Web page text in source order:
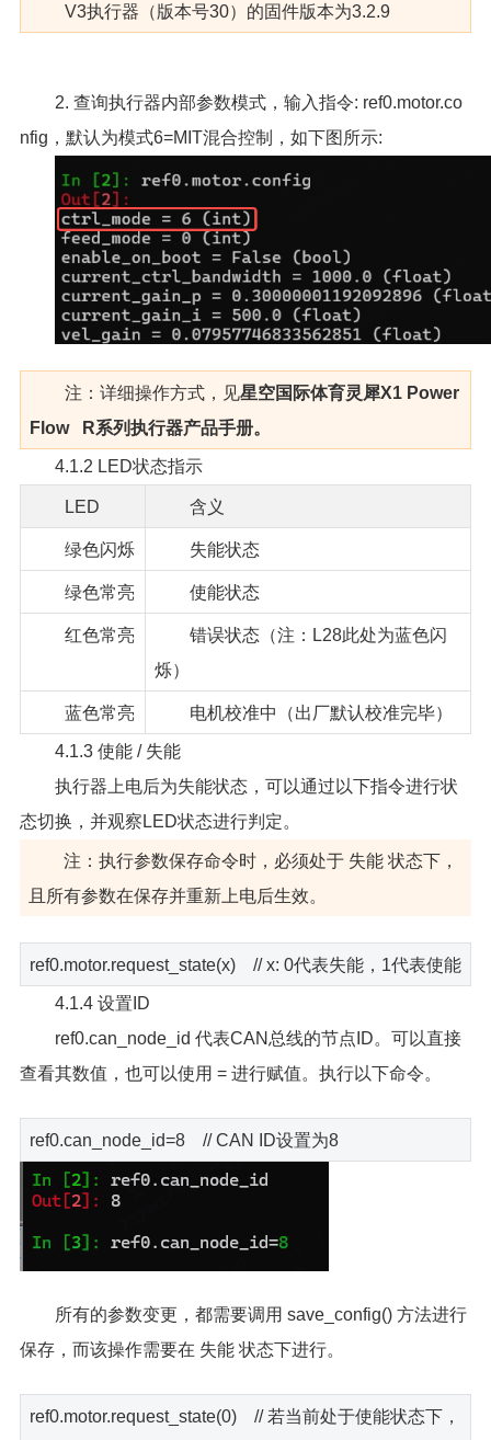
V3执行器（版本号30）的固件版本为3.2.9
2. 查询执行器内部参数模式，输入指令: ref0.motor.co
nfig，默认为模式6=MIT混合控制，如下图所示:
注：详细操作方式，见星空国际体育灵犀X1 Power
Flow R系列执行器产品手册。
4.1.2 LED状态指示
LED 含义
绿色闪烁 失能状态
绿色常亮 使能状态
红色常亮
错误状态（注：L28此处为蓝色闪
烁）
蓝色常亮 电机校准中（出厂默认校准完毕）
4.1.3 使能 / 失能
执行器上电后为失能状态，可以通过以下指令进行状
态切换，并观察LED状态进行判定。
注：执行参数保存命令时，必须处于 失能 状态下，
且所有参数在保存并重新上电后生效。
ref0.motor.request_state(x) // x: 0代表失能，1代表使能
4.1.4 设置ID
ref0.can_node_id 代表CAN总线的节点ID。可以直接
查看其数值，也可以使用 = 进行赋值。执行以下命令。
ref0.can_node_id=8 // CAN ID设置为8
所有的参数变更，都需要调用 save_config() 方法进行
保存，而该操作需要在 失能 状态下进行。
ref0.motor.request_state(0) // 若当前处于使能状态下，